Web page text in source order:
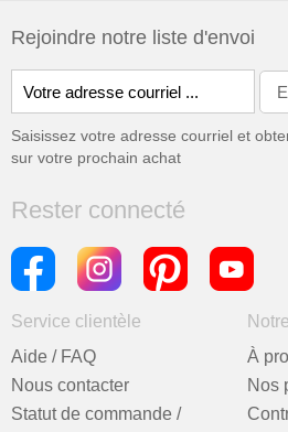
Rejoindre notre liste d'envoi
Saisissez votre adresse courriel et
sur votre prochain achat
Rester connecté
Service clientèle
Aide / FAQ
Nous contacter
Statut de commande /
À
Nos